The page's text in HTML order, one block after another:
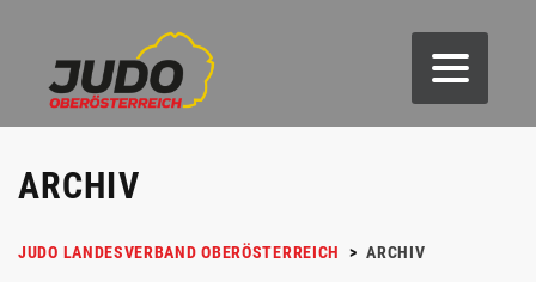
ARCHIV
JUDO LANDESVERBAND OBERÖSTERREICH > ARCHIV